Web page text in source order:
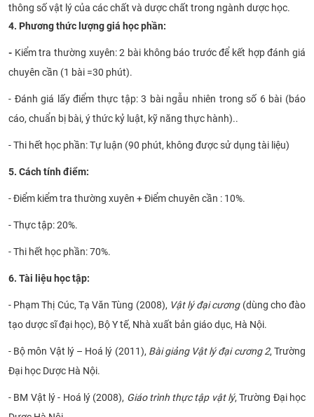
thông số vật lý của các chất và dược chất trong ngành dược học.
4. Phương thức lượng giá học phần:
- Kiểm tra thường xuyên: 2 bài không báo trước để kết hợp đánh giá
chuyên cần (1 bài =30 phút).
- Đánh giá lấy điểm thực tập: 3 bài ngẫu nhiên trong số 6 bài (báo
cáo, chuẩn bị bài, ý thức kỷ luật, kỹ năng thực hành)..
- Thi hết học phần: Tự luận (90 phút, không được sử dụng tài liệu)
5. Cách tính điểm:
- Điểm kiểm tra thường xuyên + Điểm chuyên cần : 10%.
- Thực tập: 20%.
- Thi hết học phần: 70%.
6. Tài liệu học tập:
- Phạm Thị Cúc, Tạ Văn Tùng (2008), Vật lý đại cương(dùng cho đào
tạo dược sĩ đại học), Bộ Y tế, Nhà xuất bản giáo dục, Hà Nội.
- Bộ môn Vật lý – Hoá lý (2011), Bài giảng Vật lý đại cương 2, Trường
Đại học Dược Hà Nội.
- BM Vật lý - Hoá lý (2008), Giáo trình thực tập vật lý, Trường Đại học